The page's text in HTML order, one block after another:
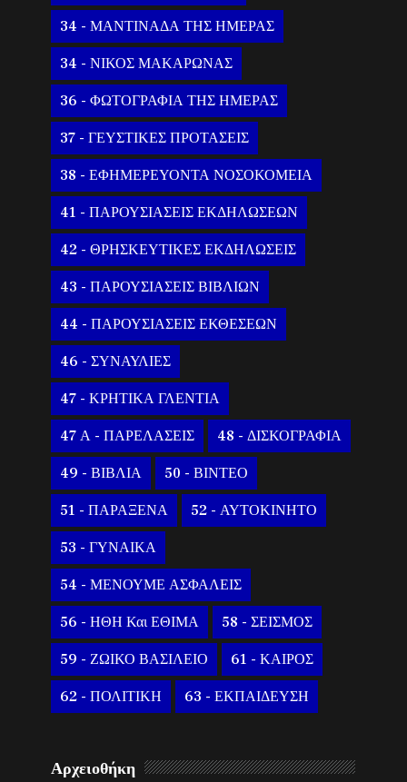
34 - ΜΑΝΤΙΝΑΔΑ ΤΗΣ ΗΜΕΡΑΣ
34 - ΝΙΚΟΣ ΜΑΚΑΡΩΝΑΣ
36 - ΦΩΤΟΓΡΑΦΙΑ ΤΗΣ ΗΜΕΡΑΣ
37 - ΓΕΥΣΤΙΚΕΣ ΠΡΟΤΑΣΕΙΣ
38 - ΕΦΗΜΕΡΕΥΟΝΤΑ ΝΟΣΟΚΟΜΕΙΑ
41 - ΠΑΡΟΥΣΙΑΣΕΙΣ ΕΚΔΗΛΩΣΕΩΝ
42 - ΘΡΗΣΚΕΥΤΙΚΕΣ ΕΚΔΗΛΩΣΕΙΣ
43 - ΠΑΡΟΥΣΙΑΣΕΙΣ ΒΙΒΛΙΩΝ
44 - ΠΑΡΟΥΣΙΑΣΕΙΣ ΕΚΘΕΣΕΩΝ
46 - ΣΥΝΑΥΛΙΕΣ
47 - ΚΡΗΤΙΚΑ ΓΛΕΝΤΙΑ
47 Α - ΠΑΡΕΛΑΣΕΙΣ 48 - ΔΙΣΚΟΓΡΑΦΙΑ
49 - ΒΙΒΛΙΑ 50 - ΒΙΝΤΕΟ
51 - ΠΑΡΑΞΕΝΑ 52 - ΑΥΤΟΚΙΝΗΤΟ
53 - ΓΥΝΑΙΚΑ
54 - ΜΕΝΟΥΜΕ ΑΣΦΑΛΕΙΣ
56 - ΗΘΗ Και ΕΘΙΜΑ 58 - ΣΕΙΣΜΟΣ
59 - ΖΩΙΚΟ ΒΑΣΙΛΕΙΟ 61 - ΚΑΙΡΟΣ
62 - ΠΟΛΙΤΙΚΗ 63 - ΕΚΠΑΙΔΕΥΣΗ
Αρχειοθήκη